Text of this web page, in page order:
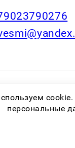
технологий и
персональные